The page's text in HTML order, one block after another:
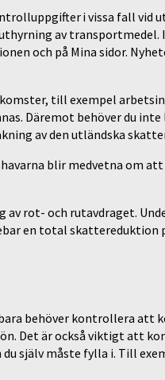
i vissa fall vid
av transportmedel.
och på Mina sidor.
till exempel
Däremot behöver du
av den utländska
blir medvetna om
rot- och rutavdraget.
en total skattereduktion
behöver kontrollera att
Det är också viktigt att
själv måste fylla i. Till